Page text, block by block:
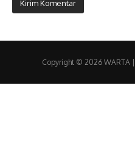
Copyright © 2026 WARTA